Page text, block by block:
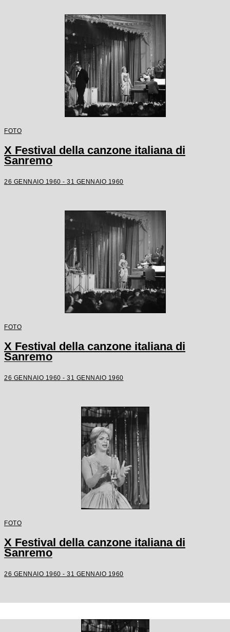
FOTO
X Festival della canzone italiana di
Sanremo
26 GENNAIO 1960 - 31 GENNAIO 1960
FOTO
X Festival della canzone italiana di
Sanremo
26 GENNAIO 1960 - 31 GENNAIO 1960
FOTO
X Festival della canzone italiana di
Sanremo
26 GENNAIO 1960 - 31 GENNAIO 1960